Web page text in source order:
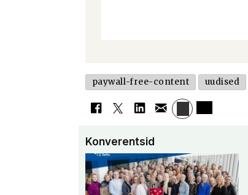
paywall-free-content uudised
Konverentsid